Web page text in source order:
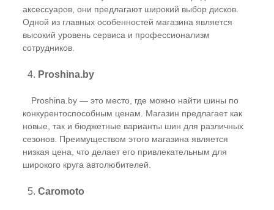
аксессуаров, они предлагают широкий выбор дисков.
Одной из главных особенностей магазина является
высокий уровень сервиса и профессионализм
сотрудников.
4. Proshina.by
Proshina.by — это место, где можно найти шины по
конкурентоспособным ценам. Магазин предлагает как
новые, так и бюджетные варианты шин для различных
сезонов. Преимуществом этого магазина является
низкая цена, что делает его привлекательным для
широкого круга автолюбителей.
5.Caromoto